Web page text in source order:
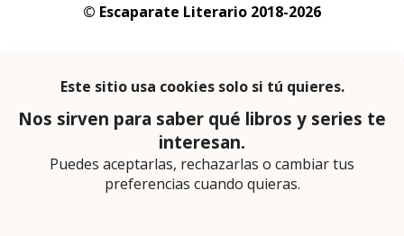
© Escaparate Literario 2018-2026
privacidad
En calidad de afiliado de Amazon obtengo
ingresos por las compras adscritas que